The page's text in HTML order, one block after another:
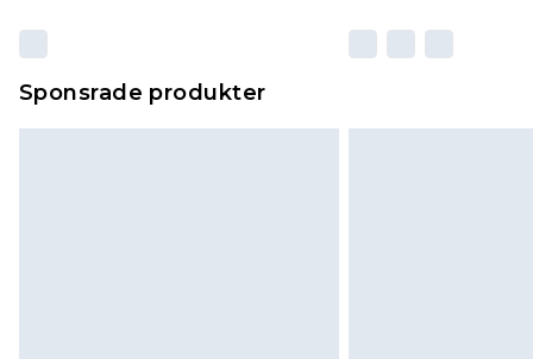
Sponsrade produkter